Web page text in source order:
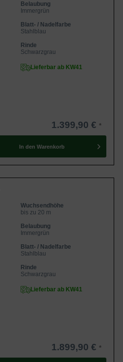
Belaubung
Immergrün
Blatt- / Nadelfarbe
Stahlblau
Rinde
Schwarzgrau
Lieferbar ab KW41
1.399,90 €
In den Warenkorb
Wuchsendhöhe
bis zu 20 m
Belaubung
Immergrün
Blatt- / Nadelfarbe
Stahlblau
Rinde
Schwarzgrau
Lieferbar ab KW41
1.899,90 €